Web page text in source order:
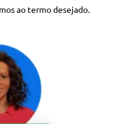
ao termo desejado.